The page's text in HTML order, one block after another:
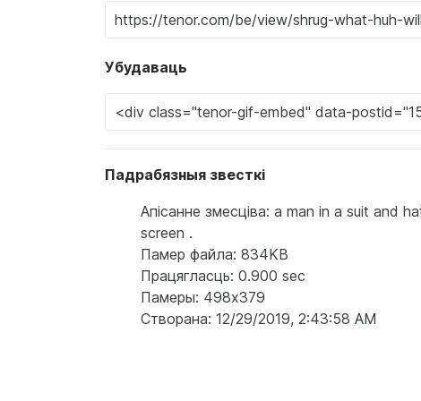
Убудаваць
Падрабязныя звесткі
Апісанне змесціва: a man in a suit and
screen .
Памер файла: 834KB
Працягласць: 0.900 sec
Памеры: 498x379
Створана: 12/29/2019, 2:43:58 AM